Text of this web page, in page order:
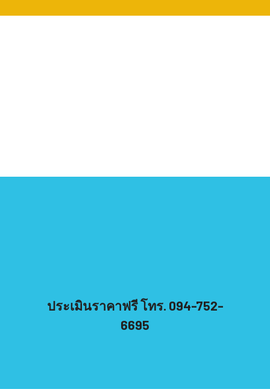
ประเมินราคาฟรี โทร. 094-752-
6695